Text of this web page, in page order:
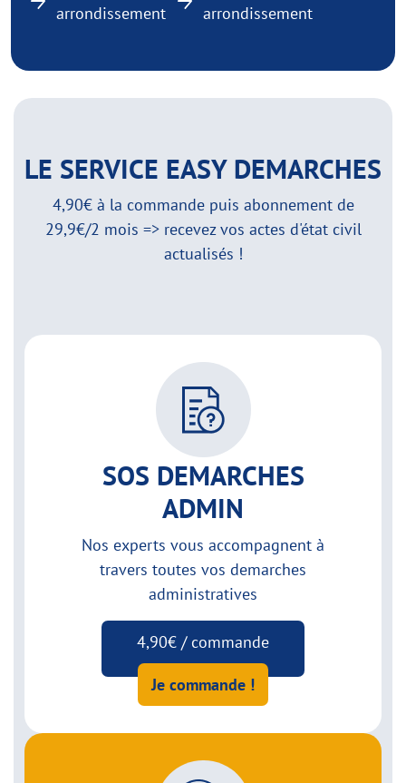
arrondissement
arrondissement
LE SERVICE EASY DEMARCHES
4,90€ à la commande puis abonnement de
29,9€/2 mois => recevez vos actes d'état civil
actualisés !
SOS DEMARCHES
ADMIN
Nos experts vous accompagnent à
travers toutes vos demarches
administratives
4,90€ / commande
Je commande !